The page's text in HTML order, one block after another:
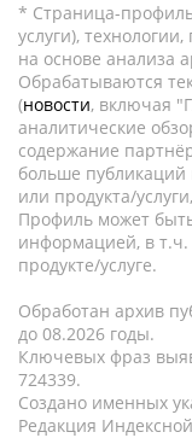
* Страница-
услуги),
на основе анализа
Обрабатываются
(новости, включая
аналитические
содержание
больше
или продукта/
Профиль может
информацией, в
продукте/услуге.
Обработан архив
до 08.2026 годы.
Ключевых фраз
724339.
Создано именных
Редакция